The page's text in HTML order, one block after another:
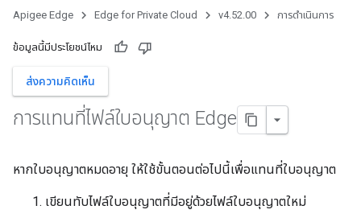
Apigee Edge Edge for Private Cloud v4.52.00 การดำเนินการ
ข้อมูลนี้มีประโยชน์ไหม
ส่งความคิดเห็น
การแทนที่ไฟล์ใบอนุญาต Edge
หากใบอนุญาตหมดอายุ ให้ใช้ขั้นตอนต่อไปนี้เพื่อแทนที่ใบอนุญาต
เขียนทับไฟล์ใบอนุญาตที่มีอยู่ด้วยไฟล์ใบอนุญาตใหม่